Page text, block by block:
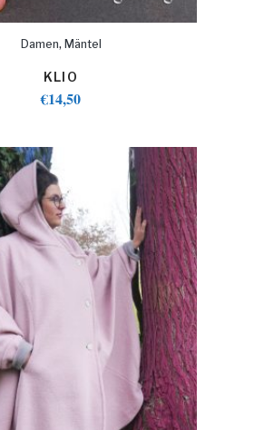
Damen, Mäntel
KLIO
€14,50